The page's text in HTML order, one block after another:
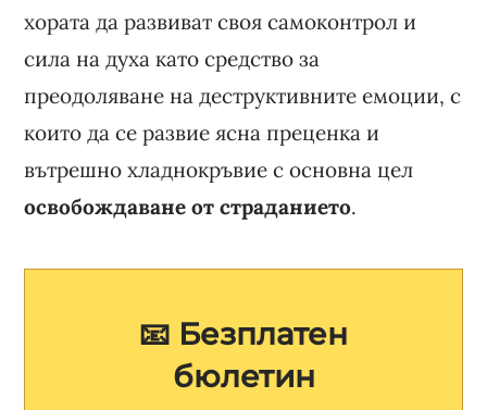
хората да развиват своя самоконтрол и
сила на духа като средство за
преодоляване на деструктивните емоции, с
които да се развие ясна преценка и
вътрешно хладнокръвие с основна цел
освобождаване от страданието.
📧 Безплатен
бюлетин